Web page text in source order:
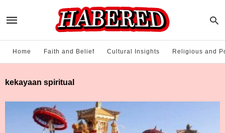
Home Faith and Belief Cultural Insights Religious and
kekayaan spiritual